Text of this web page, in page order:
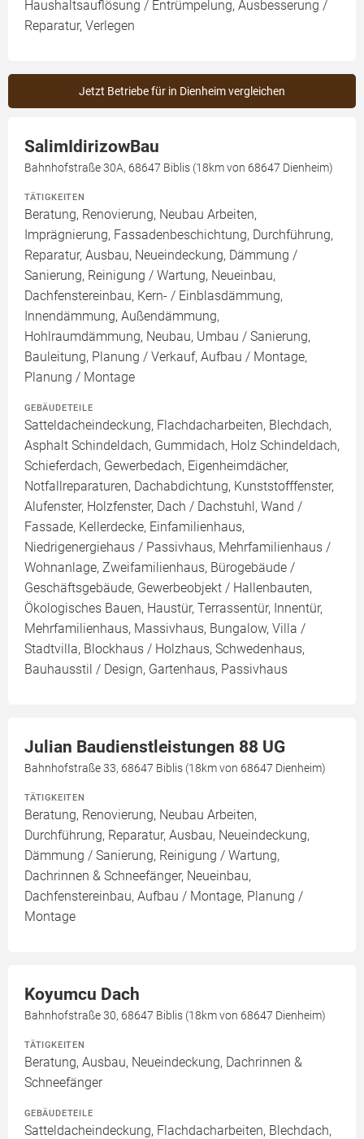
Haushaltsauflösung / Entrümpelung, Ausbesserung /
Reparatur, Verlegen
Jetzt Betriebe für in Dienheim vergleichen
SalimIdirizowBau
Bahnhofstraße 30A, 68647 Biblis (18km von 68647 Dienheim)
TÄTIGKEITEN
Beratung, Renovierung, Neubau Arbeiten,
Imprägnierung, Fassadenbeschichtung, Durchführung,
Reparatur, Ausbau, Neueindeckung, Dämmung /
Sanierung, Reinigung / Wartung, Neueinbau,
Dachfenstereinbau, Kern- / Einblasdämmung,
Innendämmung, Außendämmung,
Hohlraumdämmung, Neubau, Umbau / Sanierung,
Bauleitung, Planung / Verkauf, Aufbau / Montage,
Planung / Montage
GEBÄUDETEILE
Satteldacheindeckung, Flachdacharbeiten, Blechdach,
Asphalt Schindeldach, Gummidach, Holz Schindeldach,
Schieferdach, Gewerbedach, Eigenheimdächer,
Notfallreparaturen, Dachabdichtung, Kunststofffenster,
Alufenster, Holzfenster, Dach / Dachstuhl, Wand /
Fassade, Kellerdecke, Einfamilienhaus,
Niedrigenergiehaus / Passivhaus, Mehrfamilienhaus /
Wohnanlage, Zweifamilienhaus, Bürogebäude /
Geschäftsgebäude, Gewerbeobjekt / Hallenbauten,
Ökologisches Bauen, Haustür, Terrassentür, Innentür,
Mehrfamilienhaus, Massivhaus, Bungalow, Villa /
Stadtvilla, Blockhaus / Holzhaus, Schwedenhaus,
Bauhausstil / Design, Gartenhaus, Passivhaus
Julian Baudienstleistungen 88 UG
Bahnhofstraße 33, 68647 Biblis (18km von 68647 Dienheim)
TÄTIGKEITEN
Beratung, Renovierung, Neubau Arbeiten,
Durchführung, Reparatur, Ausbau, Neueindeckung,
Dämmung / Sanierung, Reinigung / Wartung,
Dachrinnen & Schneefänger, Neueinbau,
Dachfenstereinbau, Aufbau / Montage, Planung /
Montage
Koyumcu Dach
Bahnhofstraße 30, 68647 Biblis (18km von 68647 Dienheim)
TÄTIGKEITEN
Beratung, Ausbau, Neueindeckung, Dachrinnen &
Schneefänger
GEBÄUDETEILE
Satteldacheindeckung, Flachdacharbeiten, Blechdach,